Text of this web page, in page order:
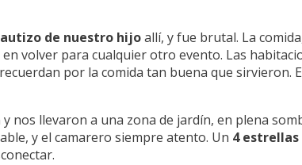
de nuestro hijoallí, y fue brutal. La
volver para cualquier otro evento. Las
por la comida tan buena que sirvieron.
nos llevaron a una zona de jardín, en plena
y el camarero siempre atento. Un 4 estrellas